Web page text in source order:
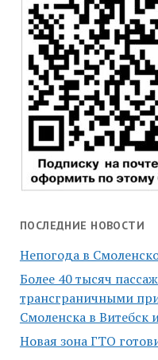
ПОСЛЕДНИЕ НОВОСТИ
Непогода в
Более 40 тысяч
трансграничными
Смоленска в
Новая зона ГТО